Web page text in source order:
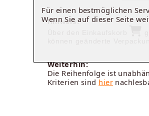
Hinweis:
Weiterhin:
Die Reihenfolge ist
Kriterien sind hier
Für einen bestmöglichen
Wenn Sie auf dieser Seite